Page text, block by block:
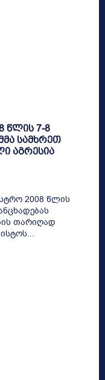
წლის 7-8
სამხრეთ
აგრესია
2008 წლის
თარიღად